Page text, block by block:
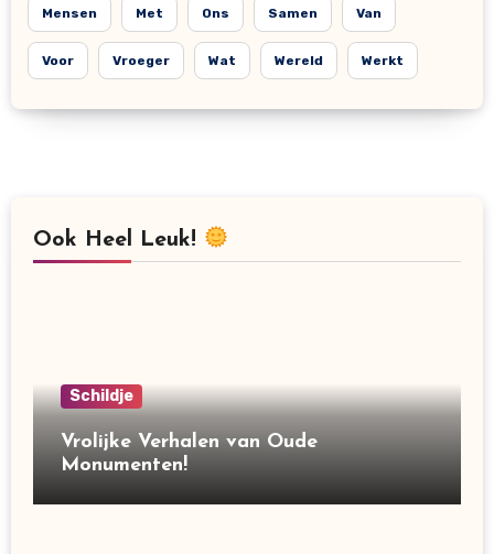
Mensen Met Ons Samen Van
Voor Vroeger Wat Wereld Werkt
Ook Heel Leuk!
Schildje
Vrolijke Verhalen van Oude
Monumenten!